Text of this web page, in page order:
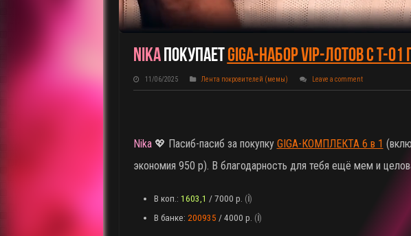
NikaПокупаетGIGA-НАБОР VIP-Лотов С T-01
11/06/2025 Лента покровителей (мемы) Leave a comment
Nika💖 Пасиб-пасиб за покупку GIGA-КОМПЛЕКТА 6 в 1
экономия 950 р). В благодарность для тебя ещё мем и
В коп.: 1603,1 / 7000 р. (ℹ️)
В банке: 200935 / 4000 р. (ℹ️)